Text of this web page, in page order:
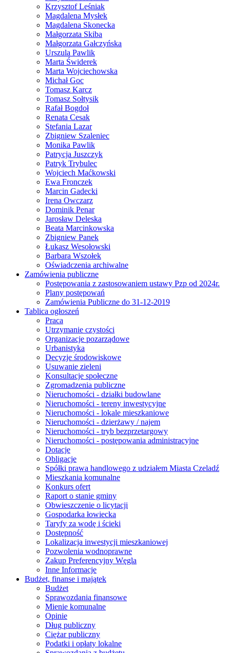
Krzysztof Leśniak
Magdalena Mysłek
Magdalena Skonecka
Małgorzata Skiba
Małgorzata Gałczyńska
Urszula Pawlik
Marta Świderek
Marta Wojciechowska
Michał Goc
Tomasz Karcz
Tomasz Sołtysik
Rafał Bogdoł
Renata Cesak
Stefania Lazar
Zbigniew Szaleniec
Monika Pawlik
Patrycja Juszczyk
Patryk Trybulec
Wojciech Maćkowski
Ewa Fronczek
Marcin Gadecki
Irena Owczarz
Dominik Penar
Jarosław Deleska
Beata Marcinkowska
Zbigniew Panek
Łukasz Wesołowski
Barbara Wszołek
Oświadczenia archiwalne
Zamówienia publiczne
Postępowania z zastosowaniem ustawy Pzp od 2024r.
Plany postępowań
Zamówienia Publiczne do 31-12-2019
Tablica ogłoszeń
Praca
Utrzymanie czystości
Organizacje pozarządowe
Urbanistyka
Decyzje środowiskowe
Usuwanie zieleni
Konsultacje społeczne
Zgromadzenia publiczne
Nieruchomości - działki budowlane
Nieruchomości - tereny inwestycyjne
Nieruchomości - lokale mieszkaniowe
Nieruchomości - dzierżawy / najem
Nieruchomości - tryb bezprzetargowy
Nieruchomości - postępowania administracyjne
Dotacje
Obligacje
Spółki prawa handlowego z udziałem Miasta Czeladź
Mieszkania komunalne
Konkurs ofert
Raport o stanie gminy
Obwieszczenie o licytacji
Gospodarka łowiecka
Taryfy za wodę i ścieki
Dostępność
Lokalizacja inwestycji mieszkaniowej
Pozwolenia wodnoprawne
Zakup Preferencyjny Węgla
Inne Informacje
Budżet, finanse i majątek
Budżet
Sprawozdania finansowe
Mienie komunalne
Opinie
Dług publiczny
Ciężar publiczny
Podatki i opłaty lokalne